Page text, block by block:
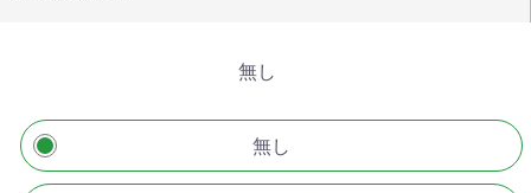
無し
無し